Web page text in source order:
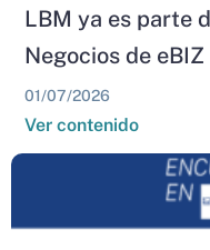
LBM ya es parte
Negocios de eBIZ
01/07/2026
Ver contenido